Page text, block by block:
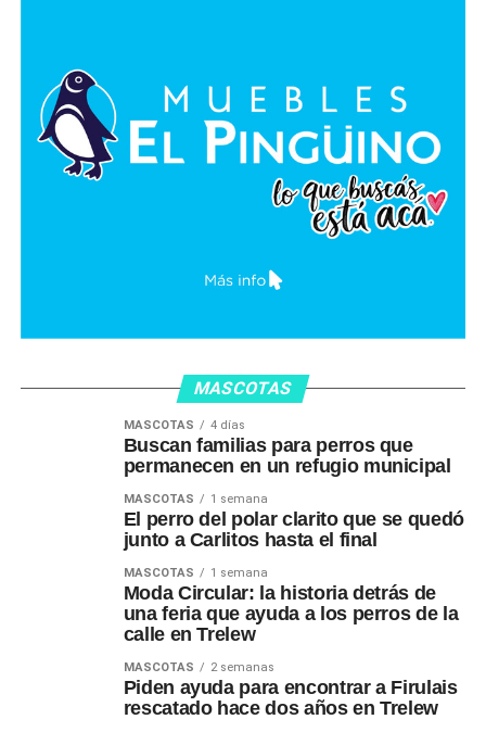
MASCOTAS
MASCOTAS 4 días
Buscan familias para perros que
permanecen en un refugio municipal
MASCOTAS 1 semana
El perro del polar clarito que se quedó
junto a Carlitos hasta el final
MASCOTAS 1 semana
Moda Circular: la historia detrás de
una feria que ayuda a los perros de la
calle en Trelew
MASCOTAS 2 semanas
Piden ayuda para encontrar a Firulais
rescatado hace dos años en Trelew